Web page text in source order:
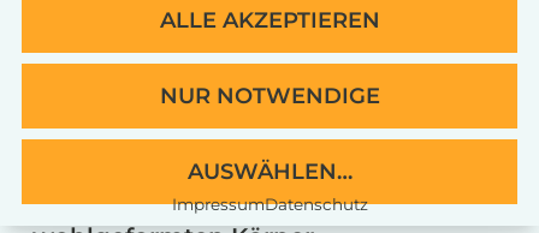
Der Wunsch nach einem
NUR NOTWENDIGE
AUSWÄHLEN…
ALLE AKZEPTIEREN
ImpressumDatenschutz